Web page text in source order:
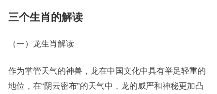
三个生肖的解读
（一）龙生肖解读
作为掌管天气的神兽，龙在中国文化中具有举足轻重的
地位，在“阴云密布”的天气中，龙的威严和神秘更加凸